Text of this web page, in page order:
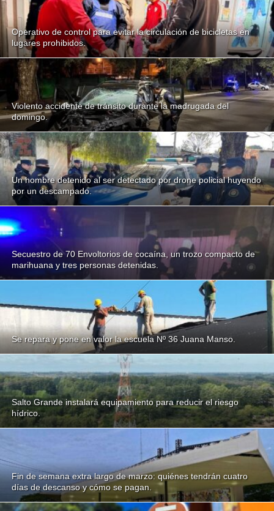
Operativo de control para evitar la circulación de bicicletas en
lugares prohibidos.
Violento accidente de tránsito durante la madrugada del
domingo.
Un hombre detenido al ser detectado por drone policial huyendo
por un descampado.
Secuestro de 70 Envoltorios de cocaína, un trozo compacto de
marihuana y tres personas detenidas.
Se repara y pone en valor la escuela Nº 36 Juana Manso.
Salto Grande instalará equipamiento para reducir el riesgo
hídrico.
Fin de semana extra largo de marzo: quiénes tendrán cuatro
días de descanso y cómo se pagan.